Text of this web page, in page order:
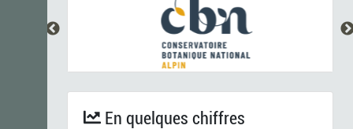
En quelques chiffres